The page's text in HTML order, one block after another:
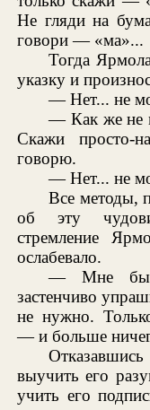
Не гляди на
говори — «ма»...
Тогда
указку и
— Нет... не
— Как же не
Скажи
говорю.
— Нет... не
Все методы,
об эту
стремление
ослабевало.
— Мне бы
застенчиво
не нужно.
— и больше
выучить его
учить его